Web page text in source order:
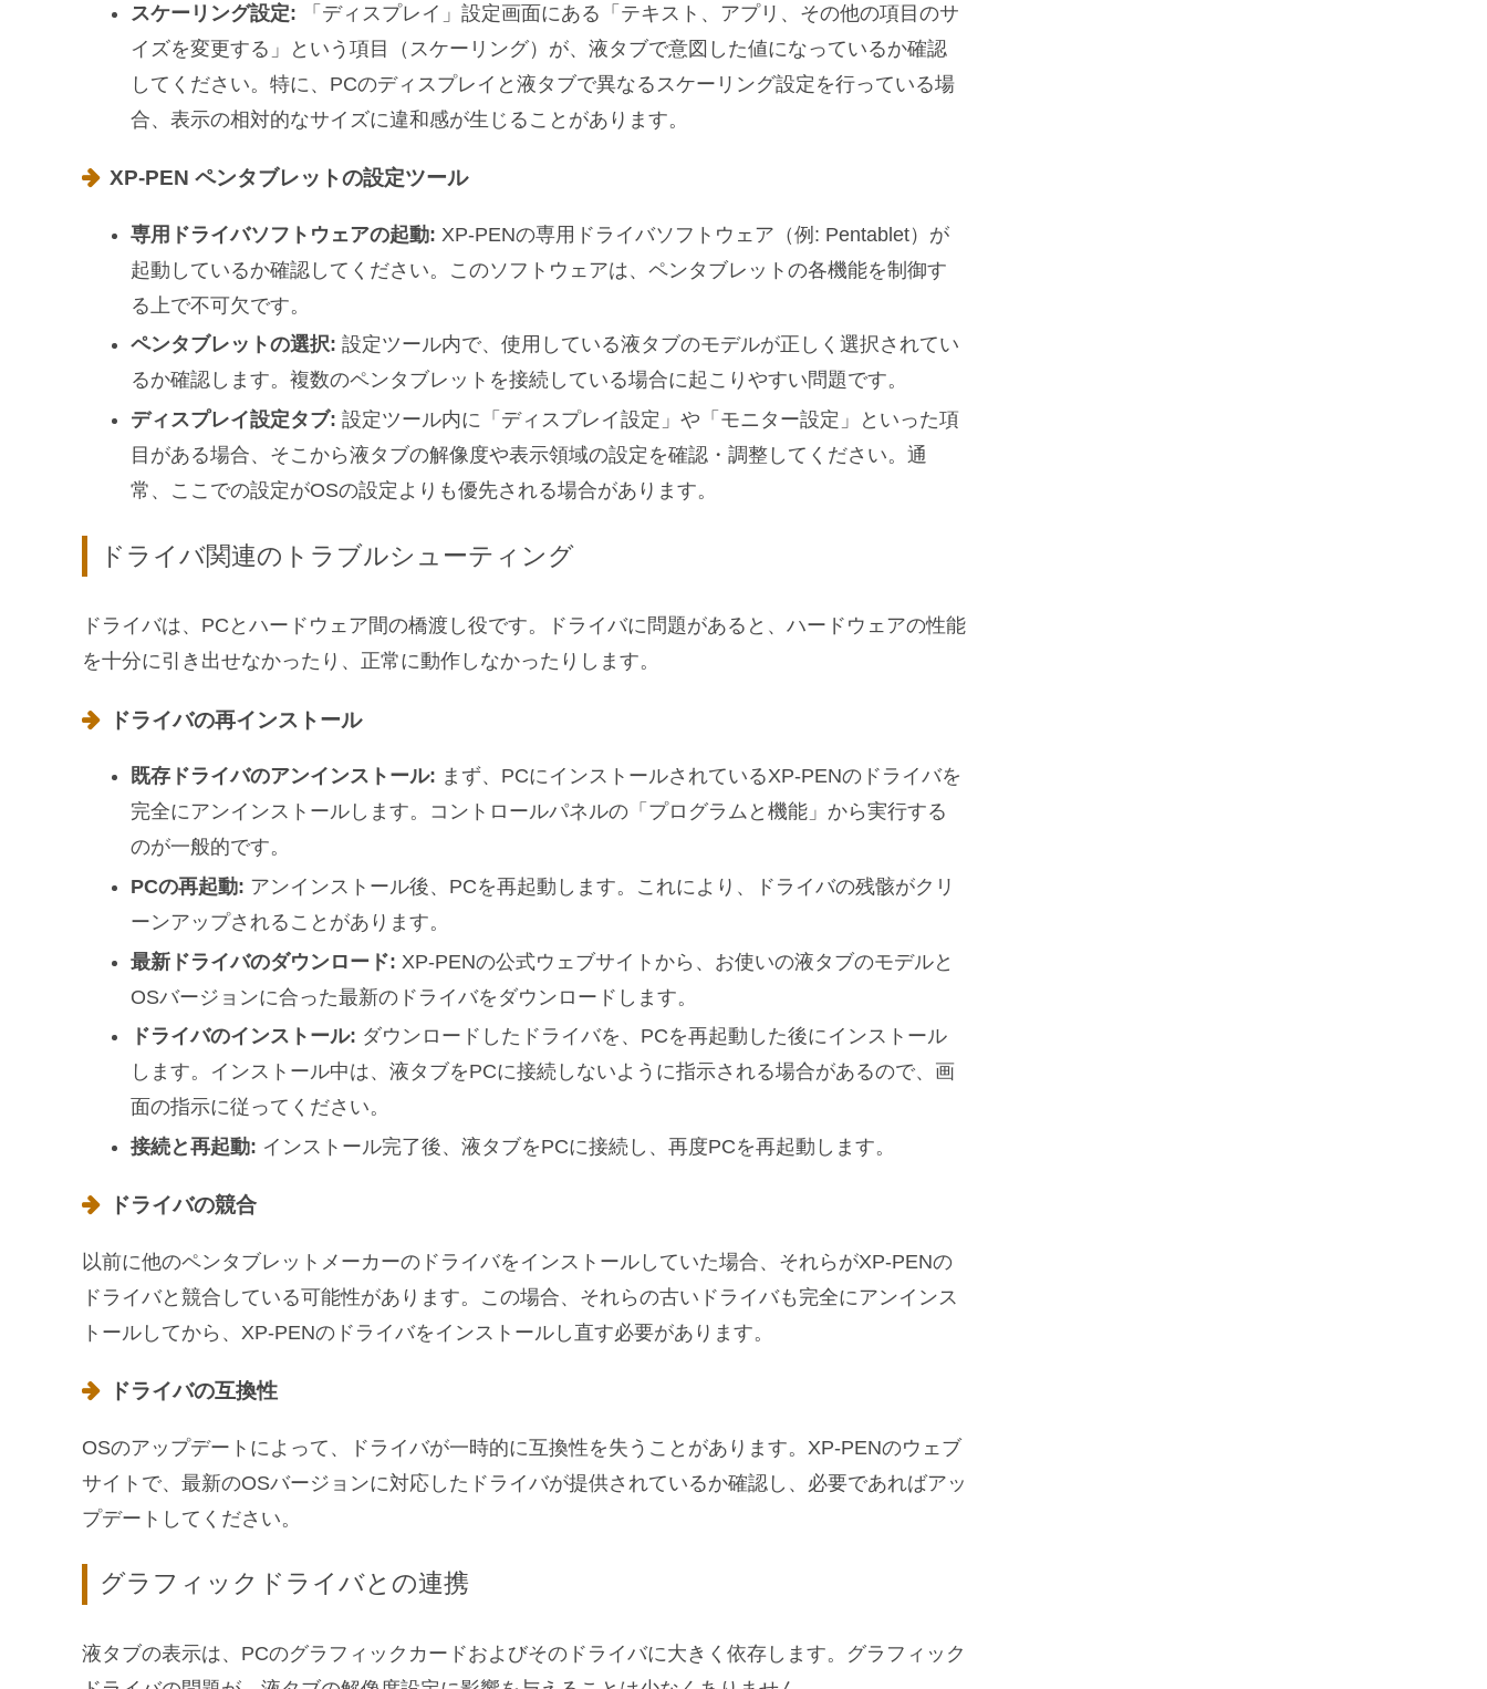
スケーリング設定: 「ディスプレイ」設定画面にある「テキスト、アプリ、その他の項目のサ
イズを変更する」という項目（スケーリング）が、液タブで意図した値になっているか確認
してください。特に、PCのディスプレイと液タブで異なるスケーリング設定を行っている場
合、表示の相対的なサイズに違和感が生じることがあります。
XP-PEN ペンタブレットの設定ツール
専用ドライバソフトウェアの起動: XP-PENの専用ドライバソフトウェア（例: Pentablet）が
起動しているか確認してください。このソフトウェアは、ペンタブレットの各機能を制御す
る上で不可欠です。
ペンタブレットの選択: 設定ツール内で、使用している液タブのモデルが正しく選択されてい
るか確認します。複数のペンタブレットを接続している場合に起こりやすい問題です。
ディスプレイ設定タブ: 設定ツール内に「ディスプレイ設定」や「モニター設定」といった項
目がある場合、そこから液タブの解像度や表示領域の設定を確認・調整してください。通
常、ここでの設定がOSの設定よりも優先される場合があります。
ドライバ関連のトラブルシューティング
ドライバは、PCとハードウェア間の橋渡し役です。ドライバに問題があると、ハードウェアの性能
を十分に引き出せなかったり、正常に動作しなかったりします。
ドライバの再インストール
既存ドライバのアンインストール: まず、PCにインストールされているXP-PENのドライバを
完全にアンインストールします。コントロールパネルの「プログラムと機能」から実行する
のが一般的です。
PCの再起動: アンインストール後、PCを再起動します。これにより、ドライバの残骸がクリ
ーンアップされることがあります。
最新ドライバのダウンロード: XP-PENの公式ウェブサイトから、お使いの液タブのモデルと
OSバージョンに合った最新のドライバをダウンロードします。
ドライバのインストール: ダウンロードしたドライバを、PCを再起動した後にインストール
します。インストール中は、液タブをPCに接続しないように指示される場合があるので、画
面の指示に従ってください。
接続と再起動: インストール完了後、液タブをPCに接続し、再度PCを再起動します。
ドライバの競合
以前に他のペンタブレットメーカーのドライバをインストールしていた場合、それらがXP-PENの
ドライバと競合している可能性があります。この場合、それらの古いドライバも完全にアンインス
トールしてから、XP-PENのドライバをインストールし直す必要があります。
ドライバの互換性
OSのアップデートによって、ドライバが一時的に互換性を失うことがあります。XP-PENのウェブ
サイトで、最新のOSバージョンに対応したドライバが提供されているか確認し、必要であればアッ
プデートしてください。
グラフィックドライバとの連携
液タブの表示は、PCのグラフィックカードおよびそのドライバに大きく依存します。グラフィック